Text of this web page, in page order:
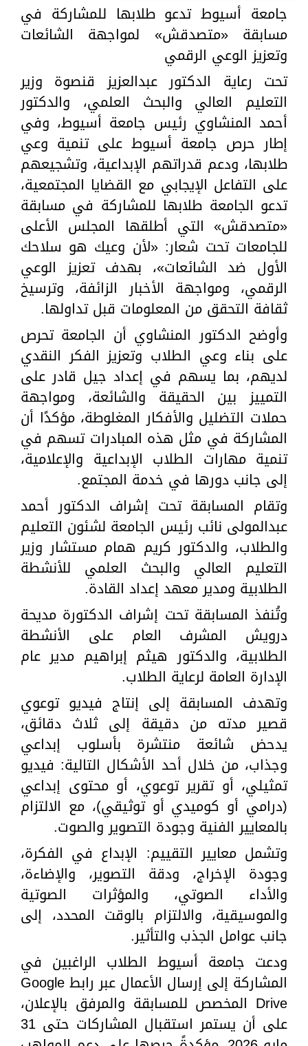
جامعة أسيوط تدعو طلابها للمشاركة في
مسابقة «متصدقش» لمواجهة الشائعات
وتعزيز الوعي الرقمي
تحت رعاية الدكتور عبدالعزيز قنصوة وزير
التعليم العالي والبحث العلمي، والدكتور
أحمد المنشاوي رئيس جامعة أسيوط، وفي
إطار حرص جامعة أسيوط على تنمية وعي
طلابها، ودعم قدراتهم الإبداعية، وتشجيعهم
على التفاعل الإيجابي مع القضايا المجتمعية،
تدعو الجامعة طلابها للمشاركة في مسابقة
«متصدقش» التي أطلقها المجلس الأعلى
للجامعات تحت شعار: «لأن وعيك هو سلاحك
الأول ضد الشائعات»، بهدف تعزيز الوعي
الرقمي، ومواجهة الأخبار الزائفة، وترسيخ
ثقافة التحقق من المعلومات قبل تداولها.
وأوضح الدكتور المنشاوي أن الجامعة تحرص
على بناء وعي الطلاب وتعزيز الفكر النقدي
لديهم، بما يسهم في إعداد جيل قادر على
التمييز بين الحقيقة والشائعة، ومواجهة
حملات التضليل والأفكار المغلوطة، مؤكدًا أن
المشاركة في مثل هذه المبادرات تسهم في
تنمية مهارات الطلاب الإبداعية والإعلامية،
إلى جانب دورها في خدمة المجتمع.
وتقام المسابقة تحت إشراف الدكتور أحمد
عبدالمولى نائب رئيس الجامعة لشئون التعليم
والطلاب، والدكتور كريم همام مستشار وزير
التعليم العالي والبحث العلمي للأنشطة
الطلابية ومدير معهد إعداد القادة.
وتُنفذ المسابقة تحت إشراف الدكتورة مديحة
درويش المشرف العام على الأنشطة
الطلابية، والدكتور هيثم إبراهيم مدير عام
الإدارة العامة لرعاية الطلاب.
وتهدف المسابقة إلى إنتاج فيديو توعوي
قصير مدته من دقيقة إلى ثلاث دقائق،
يدحض شائعة منتشرة بأسلوب إبداعي
وجذاب، من خلال أحد الأشكال التالية: فيديو
تمثيلي، أو تقرير توعوي، أو محتوى إبداعي
(درامي أو كوميدي أو توثيقي)، مع الالتزام
بالمعايير الفنية وجودة التصوير والصوت.
وتشمل معايير التقييم: الإبداع في الفكرة،
وجودة الإخراج، ودقة التصوير، والإضاءة،
والأداء الصوتي، والمؤثرات الصوتية
والموسيقية، والالتزام بالوقت المحدد، إلى
جانب عوامل الجذب والتأثير.
ودعت جامعة أسيوط الطلاب الراغبين في
المشاركة إلى إرسال الأعمال عبر رابط Google
Drive المخصص للمسابقة والمرفق بالإعلان،
على أن يستمر استقبال المشاركات حتى 31